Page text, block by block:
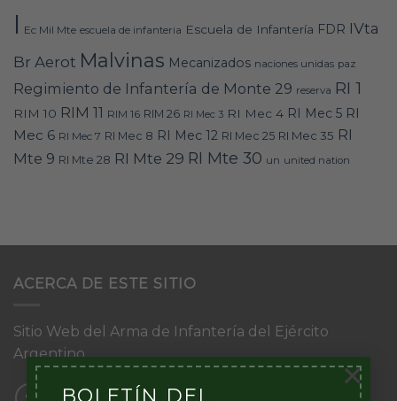
×
I Ec Mil Mte escuela de infanteria Escuela de Infantería FDR IVta
Br Aerot Malvinas Mecanizados naciones unidas paz
Regimiento de Infantería de Monte 29 reserva RI 1
RIM 10 RIM 11 RIM 16 RIM 26 RI Mec 3 RI Mec 4 RI Mec 5 RI
Mec 6 RI Mec 7 RI Mec 8 RI Mec 12 RI Mec 25 RI Mec 35 RI
Mte 9 RI Mte 28 RI Mte 29 RI Mte 30 un united nation
ACERCA DE ESTE SITIO
Sitio Web del Arma de Infantería del Ejército
Argentino